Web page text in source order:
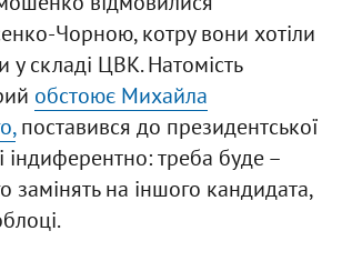
Чорною, котру вони хотіли
у складі ЦВК. Натомість
обстоює Михайла
поставився до президентської
індиферентно: треба буде –
замінять на іншого кандидата,